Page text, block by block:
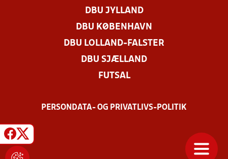
DBU JYLLAND
DBU KØBENHAVN
DBU LOLLAND-FALSTER
DBU SJÆLLAND
FUTSAL
PERSONDATA- OG PRIVATLIVS-POLITIK